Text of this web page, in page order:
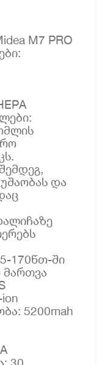
M7 PRO
და
170წთ-ში
მართვა
5200mah
30